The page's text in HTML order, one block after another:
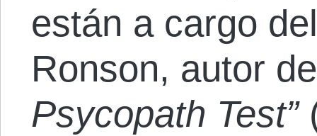
están a cargo
Ronson, autor
Psycopath Test”